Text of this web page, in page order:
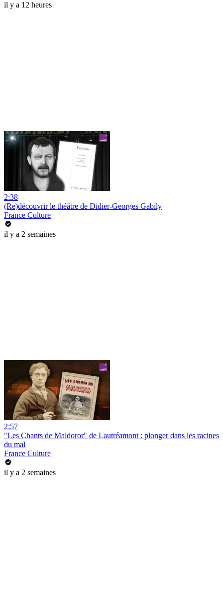
il y a 12 heures
2:38
(Re)découvrir le théâtre de Didier-Georges Gabily
France Culture
il y a 2 semaines
2:57
"Les Chants de Maldoror" de Lautréamont : plonger dans les racines
du mal
France Culture
il y a 2 semaines